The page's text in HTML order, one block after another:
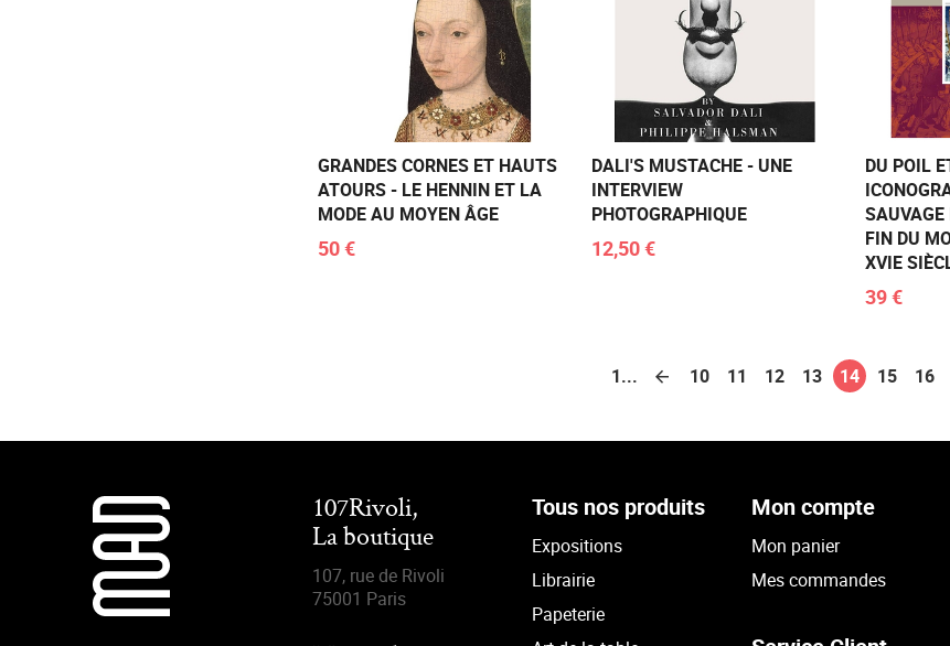
GRANDES CORNES ET HAUTS
ATOURS - LE HENNIN ET LA
MODE AU MOYEN ÂGE
50 €
DALI'S MUSTACHE - UNE
INTERVIEW
PHOTOGRAPHIQUE
12,50 €
DU POIL
FIN DU
XVIE
39 €
1... 10 11 12 13 14 15 16
107Rivoli,
La boutique
107, rue de Rivoli
75001 Paris
Tous nos produits
Expositions
Librairie
Papeterie
Mon compte
Mon panier
Mes commandes